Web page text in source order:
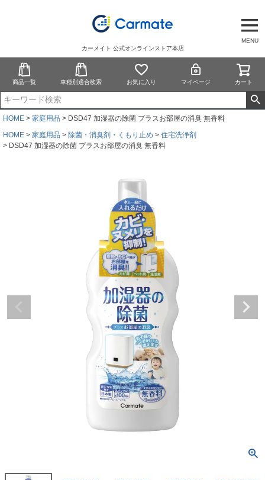
MENU
カーメイト 公式オンラインストア本店
商品一覧 車種別適合検索 お気に入り マイページ カート
HOME 家庭用品
DSD47 加湿器の除菌 プラスお部屋の消臭 無香料
HOME
家庭用品 除菌・消臭剤・くもり止め
住宅洗浄剤
DSD47 加湿器の除菌 プラスお部屋の消臭 無香料